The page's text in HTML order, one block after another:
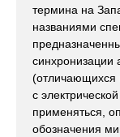
термина на
названиями
синхронизации
(отличающихся
с
применяться,
обозначения